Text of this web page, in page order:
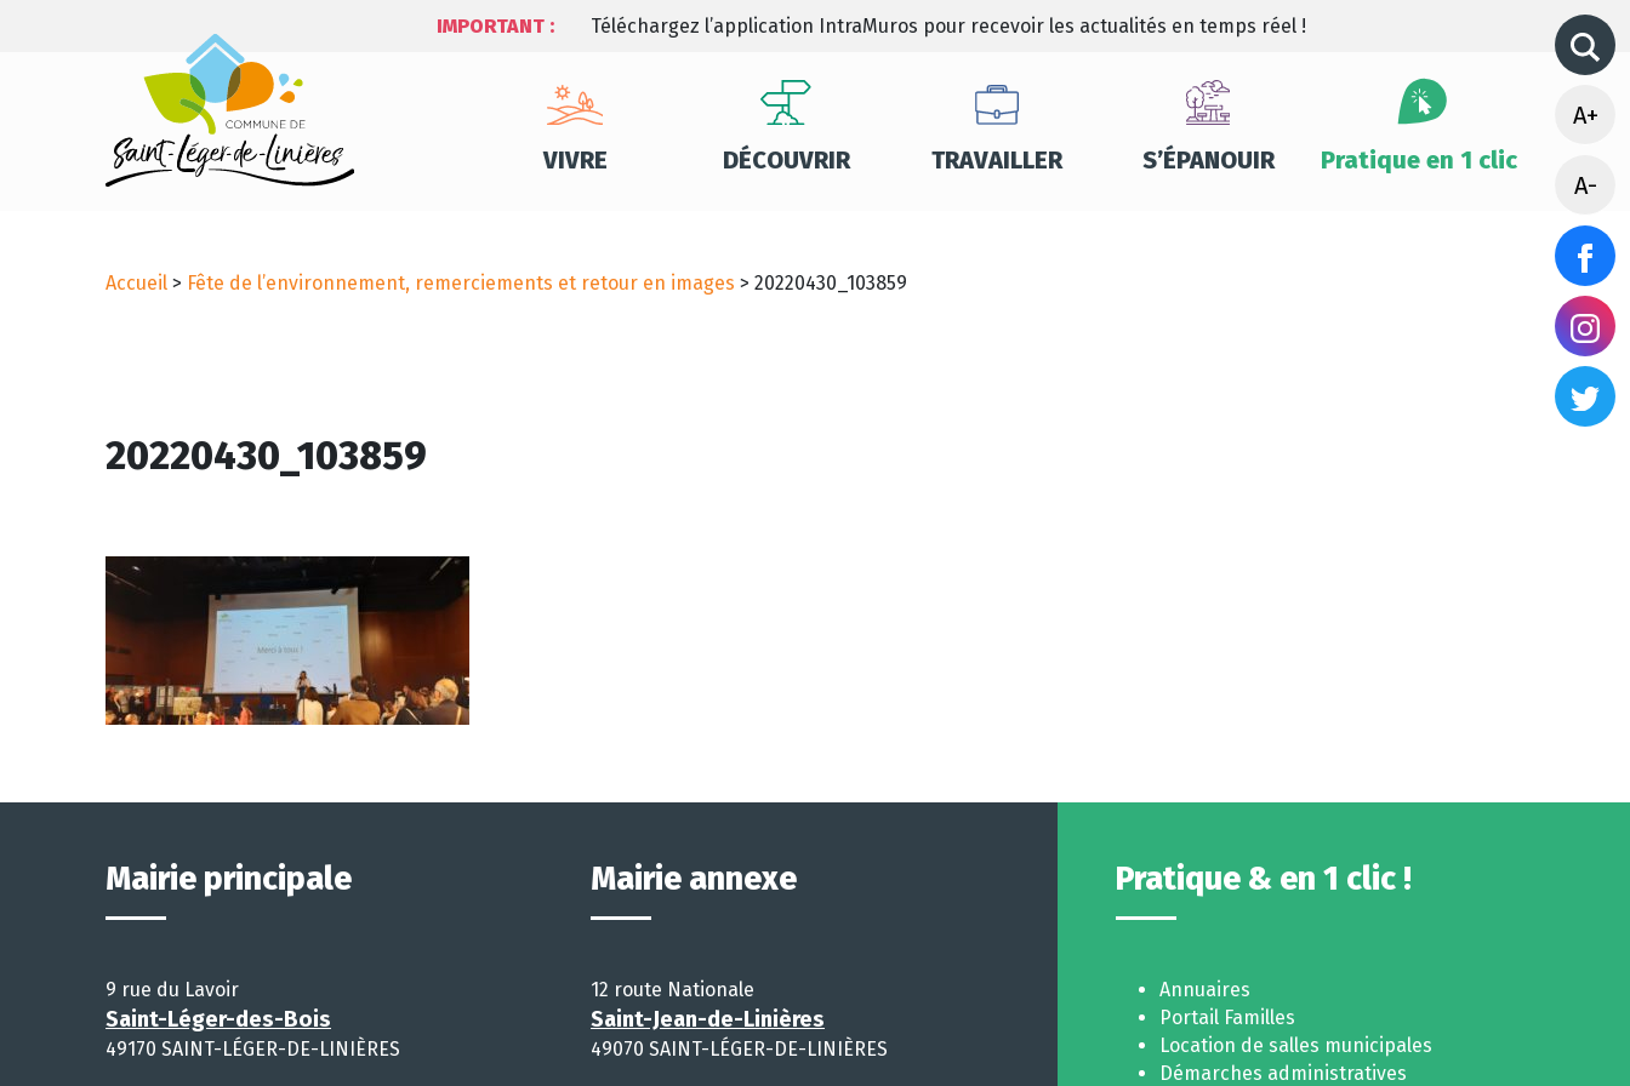
IMPORTANT : Téléchargez l’application IntraMuros pour recevoir les actualités en temps réel !
VIVRE DÉCOUVRIR TRAVAILLER S’ÉPANOUIR Pratique en 1 clic
A+
A-
Accueil > Fête de l’environnement, remerciements et retour en images > 20220430_103859
20220430_103859
Mairie principale
9 rue du Lavoir
Saint-Léger-des-Bois
49170 SAINT-LÉGER-DE-LINIÈRES
Mairie annexe
12 route Nationale
Saint-Jean-de-Linières
49070 SAINT-LÉGER-DE-LINIÈRES
Pratique & en 1 clic !
Annuaires
Portail Familles
Location de salles municipales
Démarches administratives